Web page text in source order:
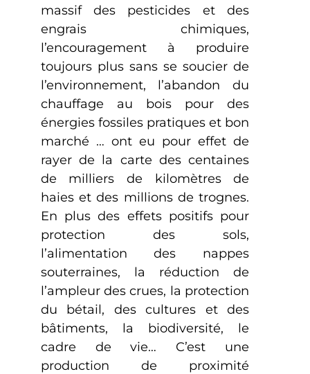
massif des pesticides et des
engrais chimiques,
l’encouragement à produire
toujours plus sans se soucier de
l’environnement, l’abandon du
chauffage au bois pour des
énergies fossiles pratiques et bon
marché … ont eu pour effet de
rayer de la carte des centaines
de milliers de kilomètres de
haies et des millions de trognes.
En plus des effets positifs pour
protection des sols,
l’alimentation des nappes
souterraines, la réduction de
l’ampleur des crues, la protection
du bétail, des cultures et des
bâtiments, la biodiversité, le
cadre de vie… C’est une
production de proximité